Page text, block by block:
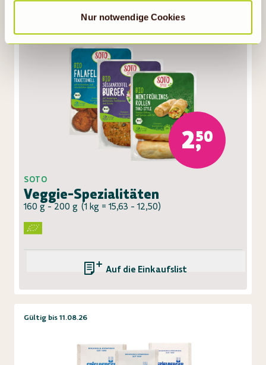
Nur notwendige Cookies
VORTEILSPREIS
Gültig bis 11.08.26
2,50
SOTO
Veggie-Spezialitäten
160 g - 200 g (1 kg = 15,63 - 12,50)
Auf die Einkaufsliste
Gültig bis 11.08.26